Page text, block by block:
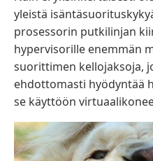
yleistä
prosessorin putkilinjan
hypervisorille enemmän
suorittimen kellojaksoja,
ehdottomasti hyödyntää
se käyttöön